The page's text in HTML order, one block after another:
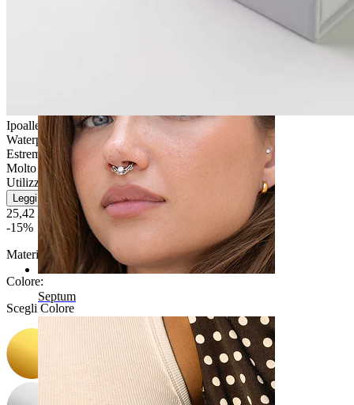
Septum
Ipoallergenico
Waterproof
Estremamente durevole
Molto facile
Utilizzo moderato
Leggi di più
25,42 €
29,90 €
-15%
Materiale: Titanio
Colore:
Scegli Colore